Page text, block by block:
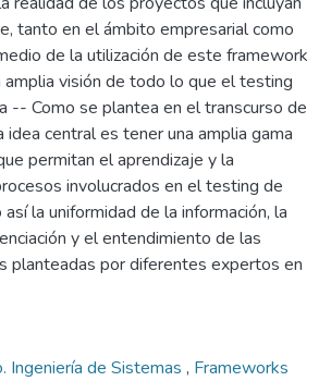
tanto en el ámbito empresarial como
de la utilización de este framework
amplia visión de todo lo que el testing
-- Como se plantea en el transcurso de
central es tener una amplia gama
permitan el aprendizaje y la
involucrados en el testing de
la uniformidad de la información, la
y el entendimiento de las
planteadas por diferentes expertos en
Ingeniería de Sistemas , Frameworks